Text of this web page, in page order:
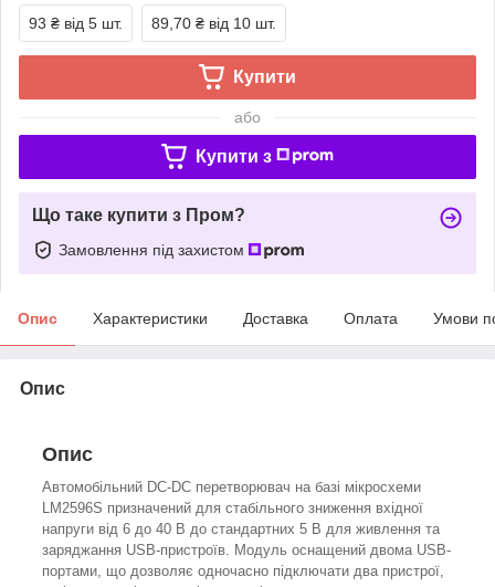
93 ₴ від 5 шт. 89,70 ₴ від 10 шт.
Купити
або
Купити з
Що таке купити з Пром?
Замовлення під захистом
Опис Характеристики Доставка Оплата Умови
Опис
Опис
Автомобільний DC-DC перетворювач на базі мікросхеми
LM2596S призначений для стабільного зниження вхідної
напруги від 6 до 40 В до стандартних 5 В для живлення та
заряджання USB-пристроїв. Модуль оснащений двома USB-
портами, що дозволяє одночасно підключати два пристрої,